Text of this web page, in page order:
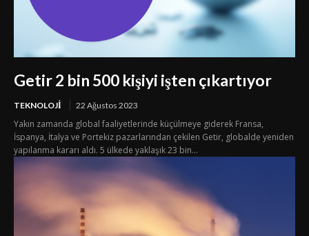
Getir 2 bin 500 kişiyi işten çıkartıyor
TEKNOLOJI 22 Ağustos 2023
Yakın zamanda global faaliyetlerinde küçülmeye giderek Fransa,
İspanya, İtalya ve Portekiz pazarlarından çekilen Getir, globalde yeniden
yapılanma kararı aldı. 5 ülkede yaklaşık 23 bin...